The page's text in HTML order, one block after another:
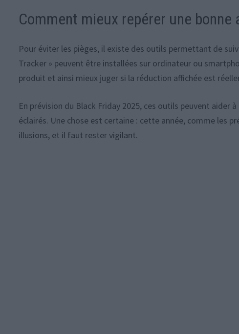
Comment mieux repérer une bonne
Pour éviter les pièges, il existe des outils permettant de
Tracker » peuvent être installées sur ordinateur ou
produit et ainsi mieux juger si la réduction affichée est
En prévision du Black Friday 2025, ces outils peuvent
éclairés. Une chose est certaine : cette année, comme les
illusions, et il faut rester vigilant.